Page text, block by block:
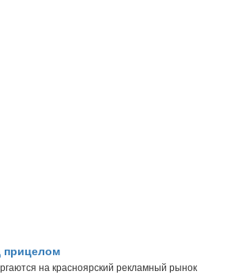
прицелом
на красноярский рекламный рынок